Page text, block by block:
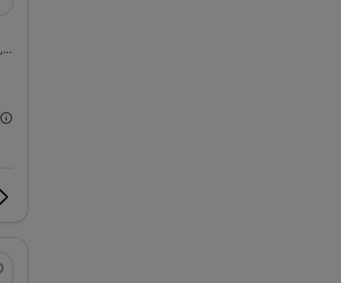
Rua Pinheiro Chagas, São Sebastião da Pedreira, Avenidas Novas, Lisboa, Lisboa